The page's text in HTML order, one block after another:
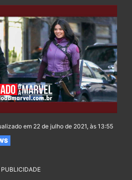
em 22 de julho de 2021, às 13:55
PUBLICIDADE